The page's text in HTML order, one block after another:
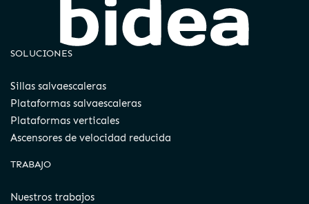
SOLUCIONES
Sillas salvaescaleras
Plataformas salvaescaleras
Plataformas verticales
Ascensores de velocidad reducida
TRABAJO
Nuestros trabajos